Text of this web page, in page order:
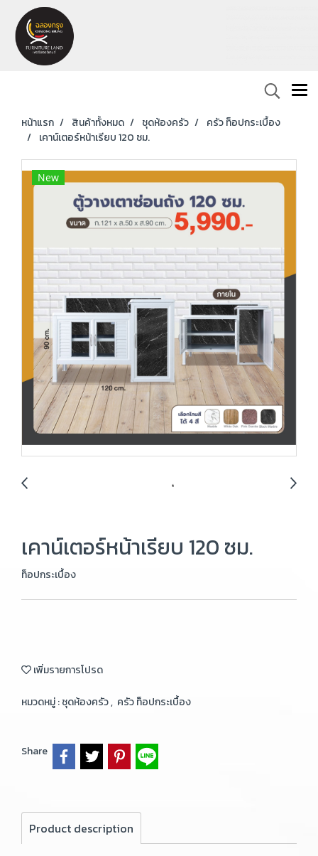
หน้าแรก สินค้าทั้งหมด ชุดห้องครัว
ครัว ท็อปกระเบื้อง
เคาน์เตอร์หน้าเรียบ 120 ซม.
New
เคาน์เตอร์หน้าเรียบ 120 ซม.
ท็อปกระเบื้อง
เพิ่มรายการโปรด
หมวดหมู่ :ชุดห้องครัว, ครัว ท็อปกระเบื้อง
Share
Product description